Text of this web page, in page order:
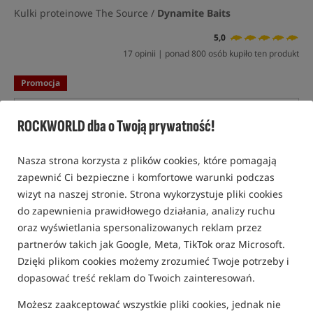
ROCKWORLD dba o Twoją prywatność!
Nasza strona korzysta z plików cookies, które pomagają
zapewnić Ci bezpieczne i komfortowe warunki podczas
wizyt na naszej stronie. Strona wykorzystuje pliki cookies
do zapewnienia prawidłowego działania, analizy ruchu
oraz wyświetlania spersonalizowanych reklam przez
partnerów takich jak Google, Meta, TikTok oraz Microsoft.
Dzięki plikom cookies możemy zrozumieć Twoje potrzeby i
dopasować treść reklam do Twoich zainteresowań.
Możesz zaakceptować wszystkie pliki cookies, jednak nie
Kulki proteinowe The Source / Dynamite Baits
5,0
17 opinii | ponad 800 osób kupiło ten produkt
Promocja